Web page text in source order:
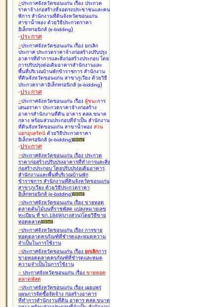
>ประกาศจังหวัดขอนแก่น เรื่อง ประกวด
ราคาจ้างก่อสร้างที่จอดรถประชาชนและคน
พิการ สำนักงานที่ดินจังหวัดขอนแก่น
สาขาน้ำพอง ด้วยวิธีประกวดราคา
อิเล็กทรอนิกส์ (e-bidding)
-ประกาศ
>ประกาศจังหวัดขอนแก่น เรื่อง ยกเลิก
ประกาศ ประกวดราคาจ้างก่อสร้างปรับปรุง
อาคารที่ทำการและสิ่งก่อสร้างประกอบ โดย
การปรับปรุงต่อเติมอาคารสำนักงานและ
พื้นที่บริเวณบ้านพักข้าราชการ สำนักงาน
ที่ดินจังหวัดขอนแก่น สาขาภูเวียง ด้วยวิธี
ประกวดราคาอิเล็กทรอนิกส์ (e-bidding)
-ประกาศ
>ประกาศจังหวัดขอนแก่น เรื่อง ผู้ชนะการ
เสนอราคา ประกวดราคาจ้างก่อสร้าง
อาคารสำนักงานที่ดิน อาคาร คสล.ขนาด
กลาง พร้อมส่วนประกอบที่จำเป็น สำนักงาน
ที่ดินจังหวัดขอนแก่น สาขาน้ำพอง ส่วน
แยกอุบลรัตน์ ด้วยวิธีประกวดราคา
อิเล็กทรอนิกส์ (e-bidding)
-ประกาศ
>ประกาศจังหวัดขอนแก่น เรื่อง ประกวด
ราคาก่อสร้างปรับปรุงอาคารที่ทำการและสิ่ง
ก่อสร้างประกอบ โดยปรับปรุง่อเติมอาคาร
สำนักงานและพื้นที่บริเวณบ้านพัก
ข้าราชการ สำนักงานที่ดินจังหวัดขอนแก่น
สาขาภูเวียง ด้วยวิธีประกวดราคา
อิเล็กทรอนิกส์ (e-bidding)
>ประกาศจังหวัดขอนแก่น เรื่อง ขายทอด
ตลาดต้นไม้บนที่ราชพัสดุ แปลงหมายเลข
ทะเบียน ที่ ขก.1849(บางส่วน)โดยวิธีขาย
ทอดตลาด
>ประกาศจังหวัดขอนแก่น เรื่อง การขาย
ทอดตลาดครุภัณฑ์ที่ชำรุดและหมดความ
จำเป็นในการใช้งาน
>ประกาศจังหวัดขอนแก่น เรื่อง ยกเลิกการ
ขายทอดตลาดครุภัณฑ์ที่ชำรุดและหมด
ความจำเป็นในการใช้งาน
> ประกาศจังหวัดขอนแก่น เรื่อง ขายทอด
ตลาดพัสดุ
>ประกาศจังหวัดขอนแก่น เรื่อง เผยแพร่
แผนการจัดซื้อจัดจ้าง ก่อสร้างอาคาร
ที่ทำการสำนักงานที่ดิน อาคาร คสล.ขนาด